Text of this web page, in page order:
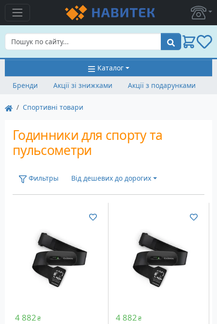
Пошук
Каталог
Бренди
Акції зі знижками Акції з подарунками
Спортивні товари
Годинники для спорту та
пульсометри
Фильтры Від дешевих до дорогих
4 882₴ 4 882₴